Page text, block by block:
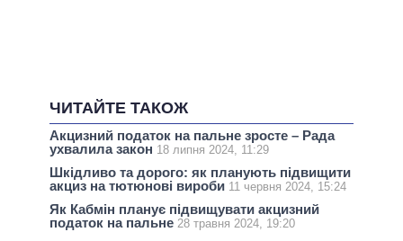
ЧИТАЙТЕ ТАКОЖ
Акцизний податок на пальне зросте – Рада
ухвалила закон 18 липня 2024, 11:29
Шкідливо та дорого: як планують підвищити
акциз на тютюнові вироби 11 червня 2024, 15:24
Як Кабмін планує підвищувати акцизний
податок на пальне 28 травня 2024, 19:20